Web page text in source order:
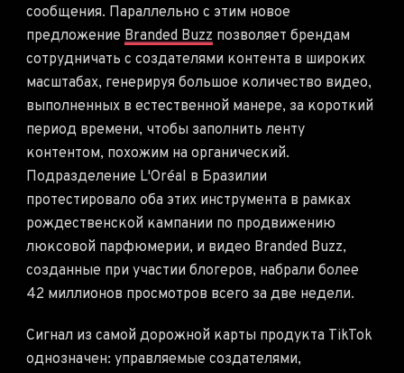
сообщения. Параллельно с этим новое
предложение Branded Buzz позволяет брендам
сотрудничать с создателями контента в широких
масштабах, генерируя большое количество видео,
выполненных в естественной манере, за короткий
период времени, чтобы заполнить ленту
контентом, похожим на органический.
Подразделение L'Oréal в Бразилии
протестировало оба этих инструмента в рамках
рождественской кампании по продвижению
люксовой парфюмерии, и видео Branded Buzz,
созданные при участии блогеров, набрали более
42 миллионов просмотров всего за две недели.
Сигнал из самой дорожной карты продукта TikTok
однозначен: управляемые создателями,